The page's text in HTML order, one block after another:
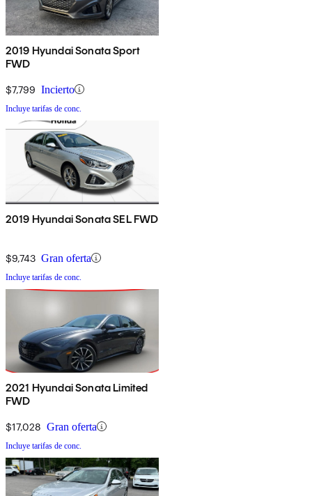
2019 Hyundai Sonata Sport
FWD
$7,799 Incierto
Incluye tarifas de conc.
2019 Hyundai Sonata SEL FWD
$9,743 Gran oferta
Incluye tarifas de conc.
2021 Hyundai Sonata Limited
FWD
$17,028 Gran oferta
Incluye tarifas de conc.